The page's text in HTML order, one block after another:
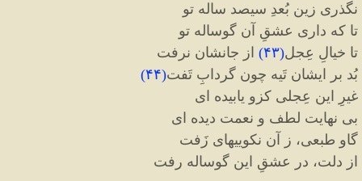
نگذری زین بُعدِ سیصد ساله تو
تا که داری عشقِ آن گوساله تو
تا خیالِ عِجل(۴۳) از جانشان نرفت
بُد بر ایشان تَیه چون گردابِ تَفت(۴۴)
غیرِ این عِجلی کزو یابیده ای
بی نهایت لطف و نعمت دیده ای
گاو طبعی، ز آن نکوییهای زَفت
از دلت، در عشقِ این گوساله رفت